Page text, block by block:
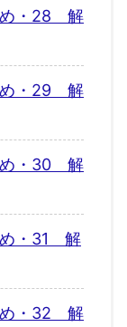
め・28 解
め・29 解
め・30 解
・31 解
め・32 解